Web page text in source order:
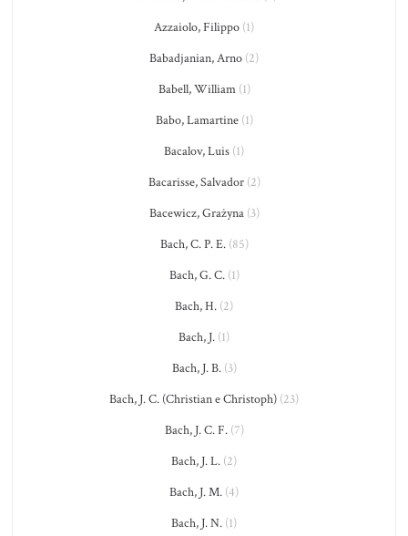
Azzaiolo, Filippo (1)
Babadjanian, Arno (2)
Babell, William(1)
Babo, Lamartine(1)
Bacalov, Luis (1)
Bacarisse, Salvador(2)
Bacewicz, Grażyna(3)
Bach, C. P. E.(85)
Bach, G. C.(1)
Bach, H. (2)
Bach, J. (1)
Bach, J. B.(3)
Bach, J. C. (Christian e Christoph) (23)
Bach, J. C. F.(7)
Bach, J. L. (2)
Bach, J. M. (4)
Bach, J. N. (1)